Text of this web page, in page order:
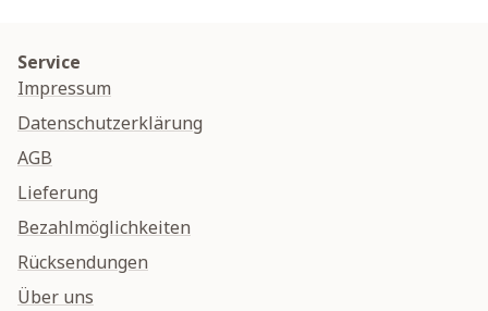
Service
Impressum
Datenschutzerklärung
AGB
Lieferung
Bezahlmöglichkeiten
Rücksendungen
Über uns